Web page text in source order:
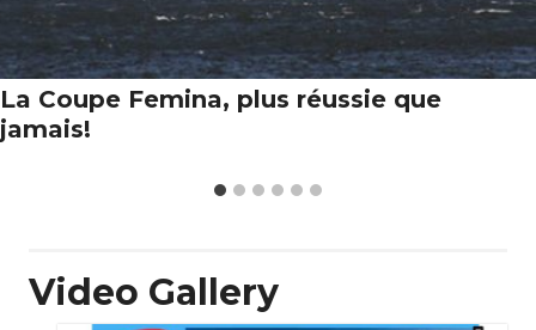
La Coupe Femina, plus réussie que
jamais!
Video Gallery